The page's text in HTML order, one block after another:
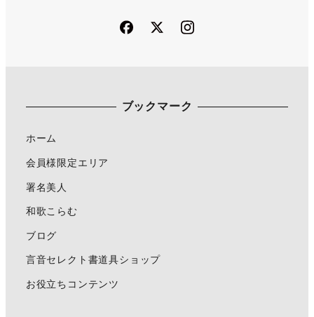
FacebookTwitterInstagram
ブックマーク
ホーム
会員様限定エリア
署名美人
和歌こらむ
ブログ
言音セレクト書道具ショップ
お役立ちコンテンツ